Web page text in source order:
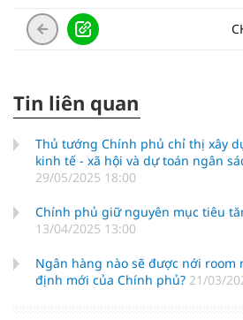
Tin liên quan
Thủ tướng Chính phủ chỉ thị xây
kinh tế - xã hội và dự toán ngân
29/05/2025 18:00
Chính phủ giữ nguyên mục tiêu
13/04/2025 13:00
Ngân hàng nào sẽ được nới room
định mới của Chính phủ? 21/03/